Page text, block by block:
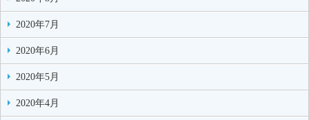
2020年7月
2020年6月
2020年5月
2020年4月